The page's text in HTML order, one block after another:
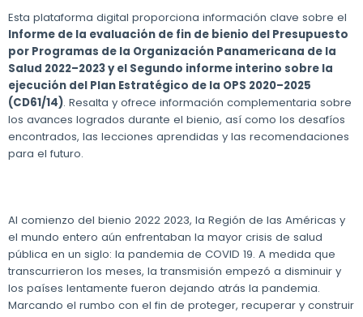
Esta plataforma digital proporciona información clave sobre el
Informe de la evaluación de fin de bienio del Presupuesto
por Programas de la Organización Panamericana de la
Salud 2022–2023 y el Segundo informe interino sobre la
ejecución del Plan Estratégico de la OPS 2020–2025
(CD61/14). Resalta y ofrece información complementaria sobre
los avances logrados durante el bienio, así como los desafíos
encontrados, las lecciones aprendidas y las recomendaciones
para el futuro.
Al comienzo del bienio 2022 2023, la Región de las Américas y
el mundo entero aún enfrentaban la mayor crisis de salud
pública en un siglo: la pandemia de COVID 19. A medida que
transcurrieron los meses, la transmisión empezó a disminuir y
los países lentamente fueron dejando atrás la pandemia.
Marcando el rumbo con el fin de proteger, recuperar y construir